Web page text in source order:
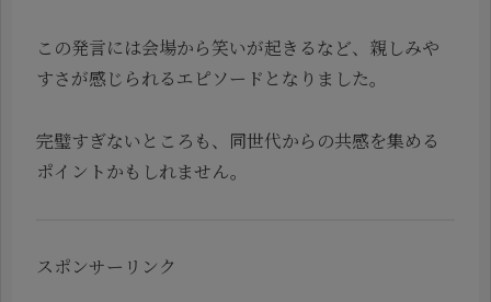
この発言には会場から笑いが起きるなど、親しみや
すさが感じられるエピソードとなりました。
完璧すぎないところも、同世代からの共感を集める
ポイントかもしれません。
スポンサーリンク